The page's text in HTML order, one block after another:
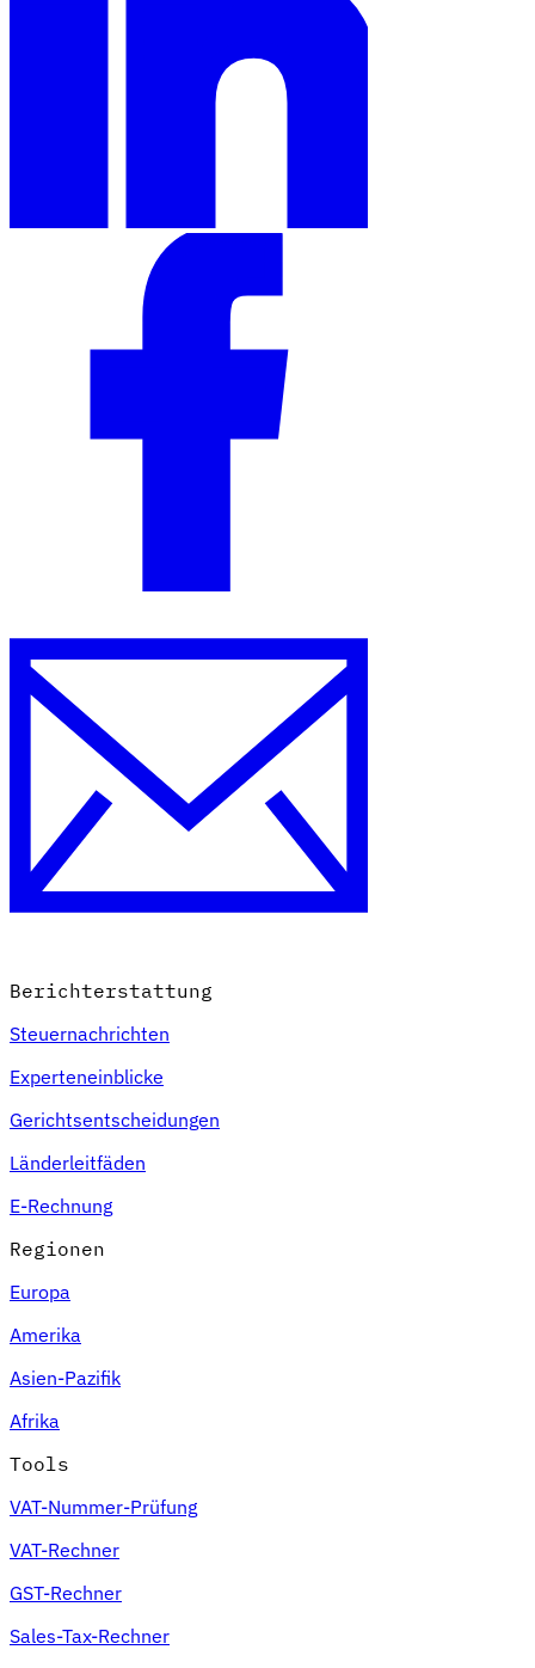
Berichterstattung
Steuernachrichten
Experteneinblicke
Gerichtsentscheidungen
Länderleitfäden
E-Rechnung
Regionen
Europa
Amerika
Asien-Pazifik
Afrika
Tools
VAT-Nummer-Prüfung
VAT-Rechner
GST-Rechner
Sales-Tax-Rechner